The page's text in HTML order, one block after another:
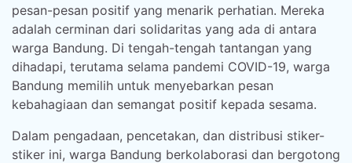
pesan-pesan positif yang menarik perhatian. Mereka
adalah cerminan dari solidaritas yang ada di antara
warga Bandung. Di tengah-tengah tantangan yang
dihadapi, terutama selama pandemi COVID-19, warga
Bandung memilih untuk menyebarkan pesan
kebahagiaan dan semangat positif kepada sesama.
Dalam pengadaan, pencetakan, dan distribusi stiker-
stiker ini, warga Bandung berkolaborasi dan bergotong